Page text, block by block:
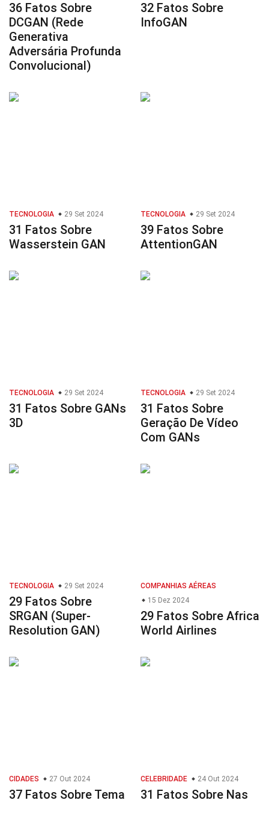
36 Fatos Sobre
DCGAN (Rede
Generativa
Adversária Profunda
Convolucional)
32 Fatos Sobre
InfoGAN
TECNOLOGIA 29 Set 2024
31 Fatos Sobre
Wasserstein GAN
TECNOLOGIA 29 Set 2024
39 Fatos Sobre
AttentionGAN
TECNOLOGIA 29 Set 2024
31 Fatos Sobre GANs
3D
TECNOLOGIA 29 Set 2024
31 Fatos Sobre
Geração De Vídeo
Com GANs
TECNOLOGIA 29 Set 2024
29 Fatos Sobre
SRGAN (Super-
Resolution GAN)
COMPANHIAS AÉREAS
15 Dez 2024
29 Fatos Sobre Africa
World Airlines
CIDADES 27 Out 2024
37 Fatos Sobre Tema
CELEBRIDADE 24 Out 2024
31 Fatos Sobre Nas